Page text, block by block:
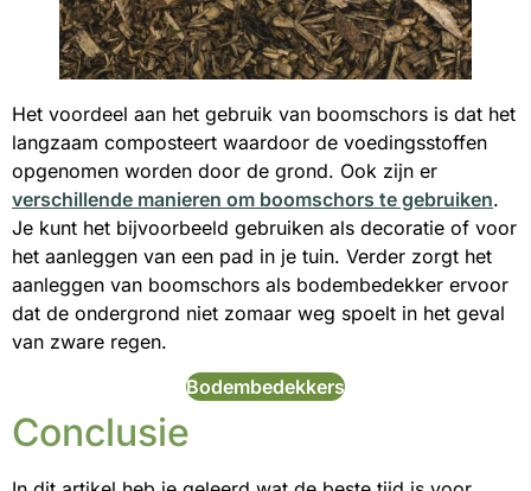
Het voordeel aan het gebruik van boomschors is dat het
langzaam composteert waardoor de voedingsstoffen
opgenomen worden door de grond. Ook zijn er
verschillende manieren om boomschors te gebruiken.
Je kunt het bijvoorbeeld gebruiken als decoratie of voor
het aanleggen van een pad in je tuin. Verder zorgt het
aanleggen van boomschors als bodembedekker ervoor
dat de ondergrond niet zomaar weg spoelt in het geval
van zware regen.
Bodembedekkers
Conclusie